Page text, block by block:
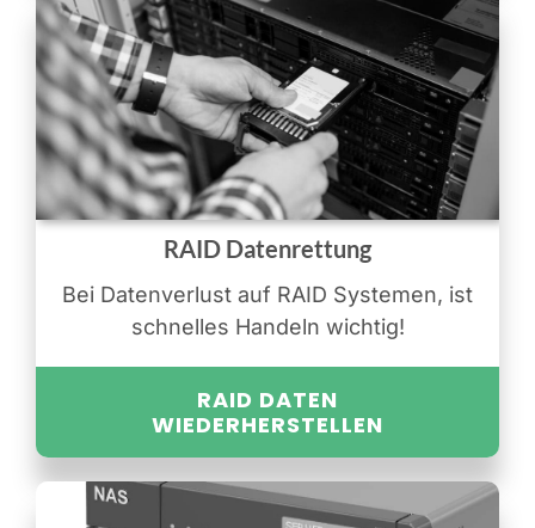
RAID Datenrettung
Bei Datenverlust auf RAID Systemen, ist
schnelles Handeln wichtig!
RAID DATEN
WIEDERHERSTELLEN